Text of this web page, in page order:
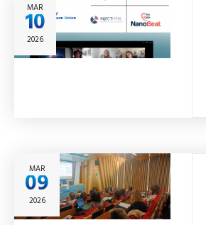
MAR
10
2026
MAR
09
2026